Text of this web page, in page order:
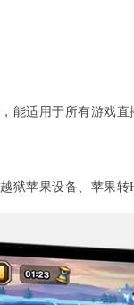
能适用于所有游戏
狱苹果设备、苹果